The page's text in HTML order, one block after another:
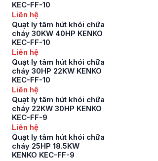
KEC-FF-10
Liên hệ
Quạt ly tâm hút khói chữa
cháy 30KW 40HP KENKO
KEC-FF-10
Liên hệ
Quạt ly tâm hút khói chữa
cháy 30HP 22KW KENKO
KEC-FF-10
Liên hệ
Quạt ly tâm hút khói chữa
cháy 22KW 30HP KENKO
KEC-FF-9
Liên hệ
Quạt ly tâm hút khói chữa
cháy 25HP 18.5KW
KENKO KEC-FF-9